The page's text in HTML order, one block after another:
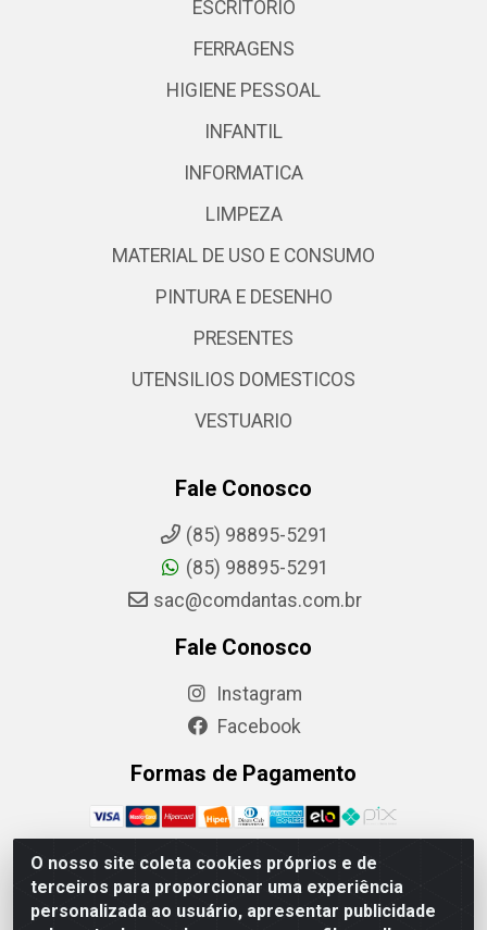
O nosso site coleta cookies próprios e de
terceiros para proporcionar uma experiência
personalizada ao usuário, apresentar publicidade
ESCRITORIO
FERRAGENS
HIGIENE PESSOAL
INFANTIL
INFORMATICA
LIMPEZA
MATERIAL DE USO E CONSUMO
PINTURA E DESENHO
PRESENTES
UTENSILIOS DOMESTICOS
VESTUARIO
Fale Conosco
(85) 98895-5291
(85) 98895-5291
sac@comdantas.com.br
Fale Conosco
Instagram
Facebook
Formas de Pagamento
Rafael & Dantas LTDA - Rua Floriano Peixoto, 137-
Centro, CEP: 60025-130 | CNPJ: 02.884.314/0001-20